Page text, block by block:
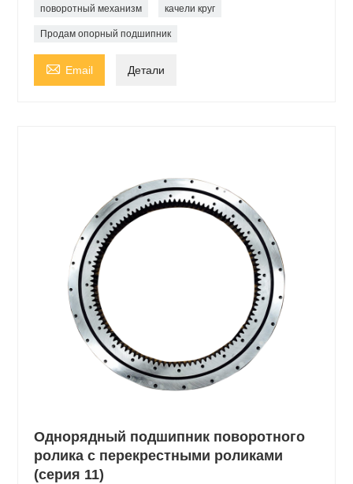
поворотный механизм качели круг
Продам опорный подшипник
 Email Детали
Однорядный подшипник поворотного
ролика с перекрестными роликами
(серия 11)